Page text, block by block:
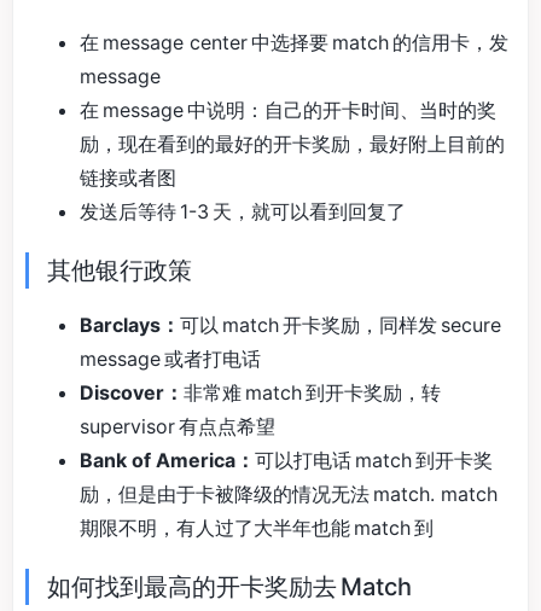
在 message center 中选择要 match 的信用卡，发
message
在 message 中说明：自己的开卡时间、当时的奖
励，现在看到的最好的开卡奖励，最好附上目前的
链接或者图
发送后等待 1-3 天，就可以看到回复了
其他银行政策
Barclays： 可以 match 开卡奖励，同样发 secure
message 或者打电话
Discover： 非常难 match 到开卡奖励，转
supervisor 有点点希望
Bank of America： 可以打电话 match 到开卡奖
励，但是由于卡被降级的情况无法 match. match
期限不明，有人过了大半年也能 match 到
如何找到最高的开卡奖励去 Match